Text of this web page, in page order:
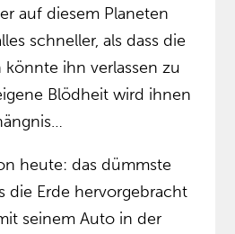
auf diesem Planeten
schneller, als dass die
könnte ihn verlassen zu
Blödheit wird ihnen
heute: das dümmste
die Erde hervorgebracht
seinem Auto in der